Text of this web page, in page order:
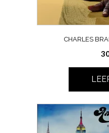
CHARLES